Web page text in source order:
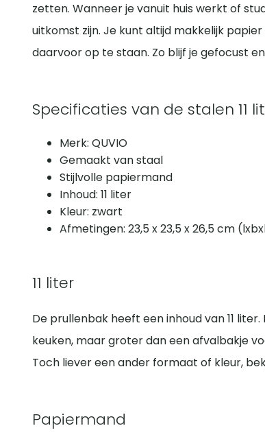
zetten. Wanneer je vanuit huis werkt of
uitkomst zijn. Je kunt altijd makkelijk
daarvoor op te staan. Zo blijf je gefocust
Specificaties van de stalen 11
Merk: QUVIO
Gemaakt van staal
Stijlvolle papiermand
Inhoud: 11 liter
Kleur: zwart
Afmetingen: 23,5 x 23,5 x 26,5 cm
11 liter
De prullenbak heeft een inhoud van 11
keuken, maar groter dan een afvalbakje
Toch liever een ander formaat of kleur,
Papiermand